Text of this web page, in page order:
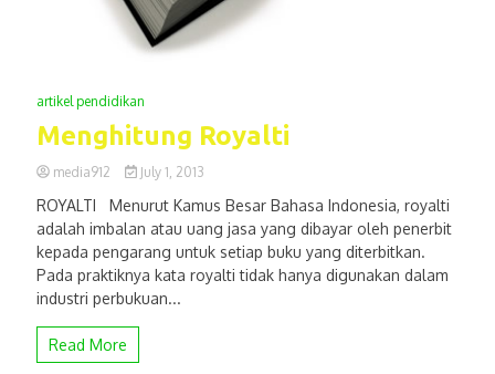
artikel pendidikan
Menghitung Royalti
media912 July 1, 2013
ROYALTI Menurut Kamus Besar Bahasa Indonesia, royalti
adalah imbalan atau uang jasa yang dibayar oleh penerbit
kepada pengarang untuk setiap buku yang diterbitkan.
Pada praktiknya kata royalti tidak hanya digunakan dalam
industri perbukuan...
Read More